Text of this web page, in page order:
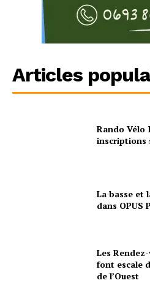
Articles
Rando Vélo
inscriptions
La basse et
dans OPUS
Les
font escale
de l’Ouest